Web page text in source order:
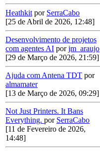
Heathkit por SerraCabo
[25 de Abril de 2026, 12:48]
Desenvolvimento de projetos
com agentes AI porjm_araujo
[29 de Março de 2026, 21:59]
Ajuda com Antena TDT por
almamater
[13 de Março de 2026, 09:29]
Not Just Printers. It Bans
Everything. por SerraCabo
[11 de Fevereiro de 2026,
14:48]